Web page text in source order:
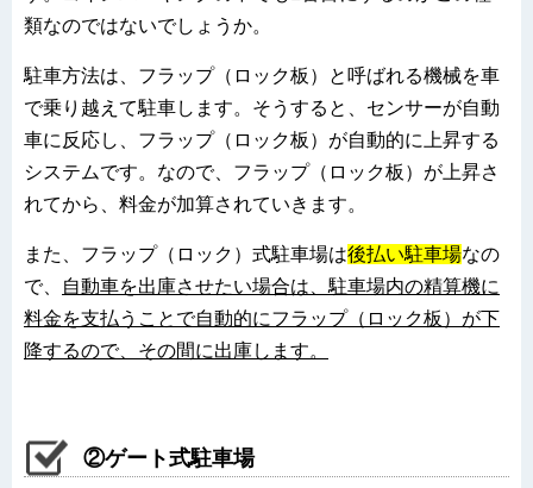
類なのではないでしょうか。
駐車方法は、フラップ（ロック板）と呼ばれる機械を車
で乗り越えて駐車します。そうすると、センサーが自動
車に反応し、フラップ（ロック板）が自動的に上昇する
システムです。なので、フラップ（ロック板）が上昇さ
れてから、料金が加算されていきます。
また、フラップ（ロック）式駐車場は後払い駐車場なの
で、
自動車を出庫させたい場合は、駐車場内の精算機に
料金を支払うことで自動的にフラップ（ロック板）が下
降するので、その間に出庫します。
②ゲート式駐車場